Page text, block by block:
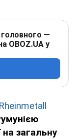
—
OBOZ.UA у
Rheinmetall
на загальну